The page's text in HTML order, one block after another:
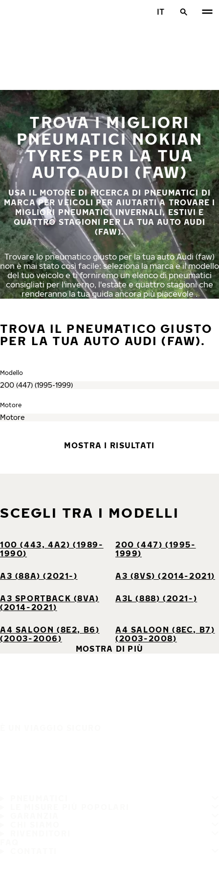
IT
TROVA I MIGLIORI
PNEUMATICI NOKIAN
TYRES PER LA TUA
AUTO AUDI (FAW)
USA IL MOTORE DI RICERCA DI PNEUMATICI DI
MARCA PER VEICOLI PER AIUTARTI A TROVARE I
MIGLIORI PNEUMATICI INVERNALI, ESTIVI E
QUATTRO STAGIONI PER LA TUA AUTO AUDI
(FAW).
Trovare lo pneumatico giusto per la tua auto Audi (faw)
non è mai stato così facile: seleziona la marca e il modello
del tuo veicolo e ti forniremo un elenco di pneumatici
consigliati per l'inverno, l'estate e quattro stagioni che
renderanno la tua guida ancora più piacevole .
TROVA IL PNEUMATICO GIUSTO
PER LA TUA AUTO AUDI (FAW).
Modello
Motore
MOSTRA I RISULTATI
SCEGLI TRA I MODELLI
100 (443, 4A2) (1989-
1990)
200 (447) (1995-
1999)
A3 (88A) (2021-) A3 (8VS) (2014-2021)
A3 SPORTBACK (8VA)
(2014-2021)
A3L (888) (2021-)
A4 SALOON (8E2, B6)
(2003-2006)
A4 SALOON (8EC, B7)
(2003-2008)
MOSTRA DI PIÙ